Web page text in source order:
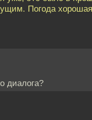
Погода
диалога?